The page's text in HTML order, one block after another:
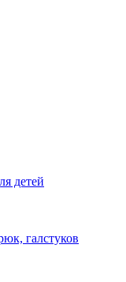
детей
галстуков